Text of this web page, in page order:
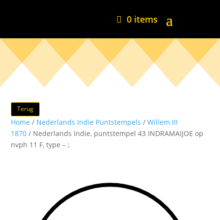
0 items
Terug
Home / Nederlands Indie Puntstempels /Willem III
1870 / Nederlands Indie, puntstempel 43 INDRAMAIJOE op
nvph 11 F, type – ;